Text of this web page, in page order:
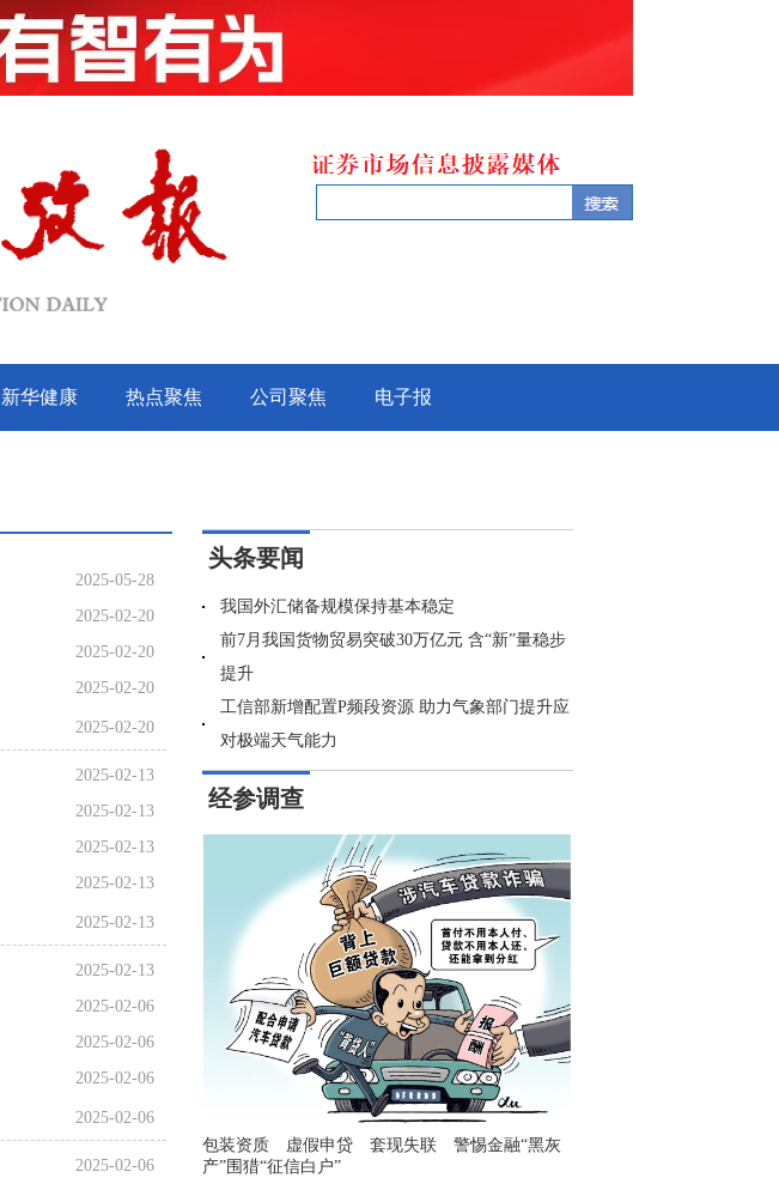
2025-05-28
2025-02-20
2025-02-20
2025-02-20
2025-02-20
2025-02-13
2025-02-13
2025-02-13
2025-02-13
2025-02-13
2025-02-13
2025-02-06
2025-02-06
2025-02-06
2025-02-06
2025-02-06
头条要闻
我国外汇储备规模保持基本稳定
前7月我国货物贸易突破30万亿元 含“新”量稳步
提升
工信部新增配置P频段资源 助力气象部门提升应
对极端天气能力
经参调查
包装资质 虚假申贷 套现失联 警惕金融“黑灰
产”围猎“征信白户”